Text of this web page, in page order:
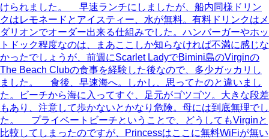
けられました。 早速ランチにしましたが、船内同様ドリン
クはレモネードとアイスティー、水が無料。有料ドリンクはメ
ダリオンでオーダー出来る仕組みでした。ハンバーガーやホッ
トドック程度なのは、まあここしか知らなければ不満に感じな
かったでしょうが、前週にScarlet LadyでBimini島のVirginの
The Beach Clubの食事を経験した後なので、多少ガッカリし
ました。 食後、早速海へ。しかし、思ってたのと違いまし
た。ビーチから海に入ってすぐ、足元がゴツゴツ。大きな段差
もあり、注意して歩かないとかなり危険。母には到底無理でし
た。 プライベートビーチということで、どうしてもVirginと
比較してしまったのですが、Princessはここに無料WiFiが無い